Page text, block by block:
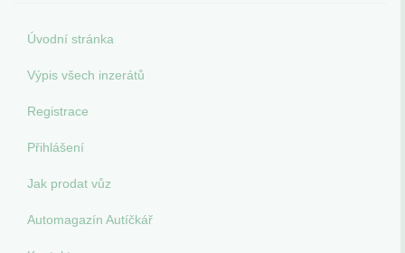
Úvodní stránka
Výpis všech inzerátů
Registrace
Přihlášení
Jak prodat vůz
Automagazín Autíčkář